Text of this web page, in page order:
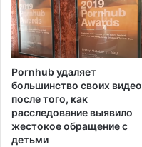
Pornhub удаляет
большинство своих видео
после того, как
расследование выявило
жестокое обращение с
детьми